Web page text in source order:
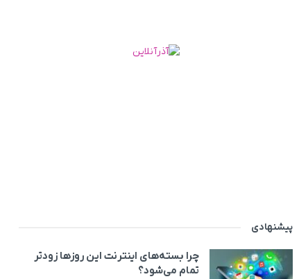
پیشنهادی
چرا بسته‌های اینترنت این روزها زودتر
تمام می‌شود؟